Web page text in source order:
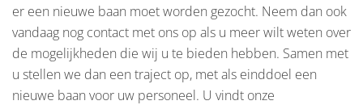
er een nieuwe baan moet worden gezocht. Neem dan ook
vandaag nog contact met ons op als u meer wilt weten over
de mogelijkheden die wij u te bieden hebben. Samen met
u stellen we dan een traject op, met als einddoel een
nieuwe baan voor uw personeel. U vindt onze